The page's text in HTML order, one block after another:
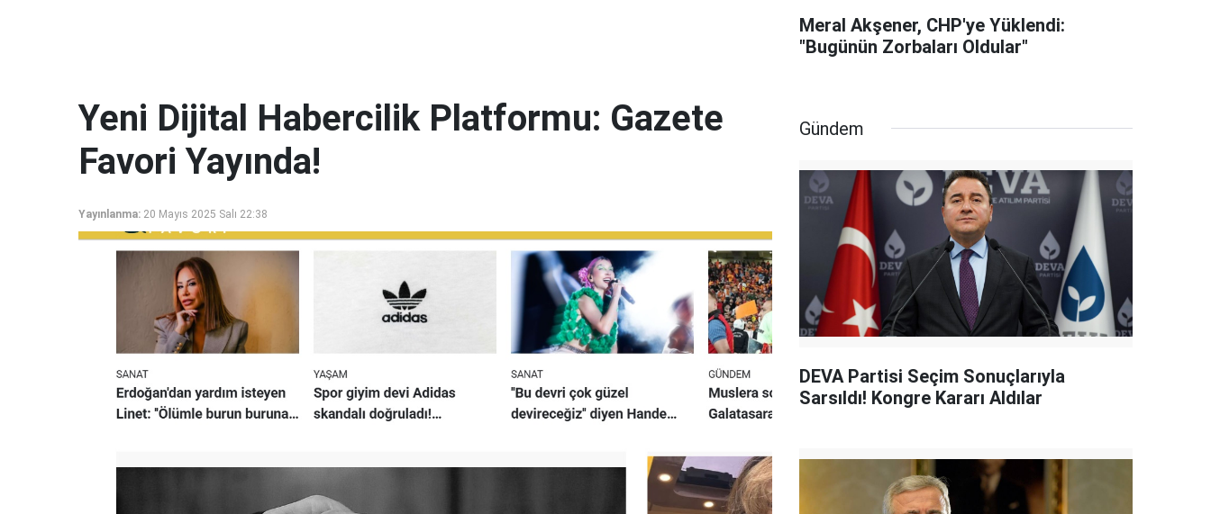
Meral Akşener, CHP'ye Yüklendi:
"Bugünün Zorbaları Oldular"
Yeni Dijital Habercilik Platformu: Gazete
Favori Yayında!
Yayınlanma: 20 Mayıs 2025 Salı 22:38
Gündem
DEVA Partisi Seçim Sonuçlarıyla
Sarsıldı! Kongre Kararı Aldılar